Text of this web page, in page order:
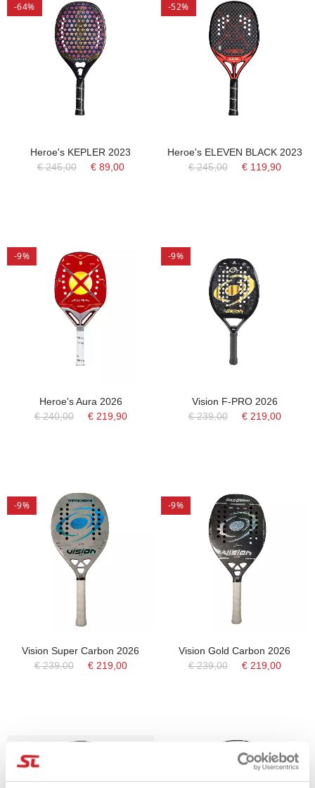
-64%
Heroe's KEPLER 2023
€ 245,00
€ 89,00
-52%
Heroe's ELEVEN BLACK 2023
€ 245,00
€ 119,90
-9%
Heroe's Aura 2026
€ 240,00
€ 219,90
-9%
Vision F-PRO 2026
€ 239,00
€ 219,00
-9%
Vision Super Carbon 2026
€ 239,00
€ 219,00
-9%
Vision Gold Carbon 2026
€ 239,00
€ 219,00
-39%